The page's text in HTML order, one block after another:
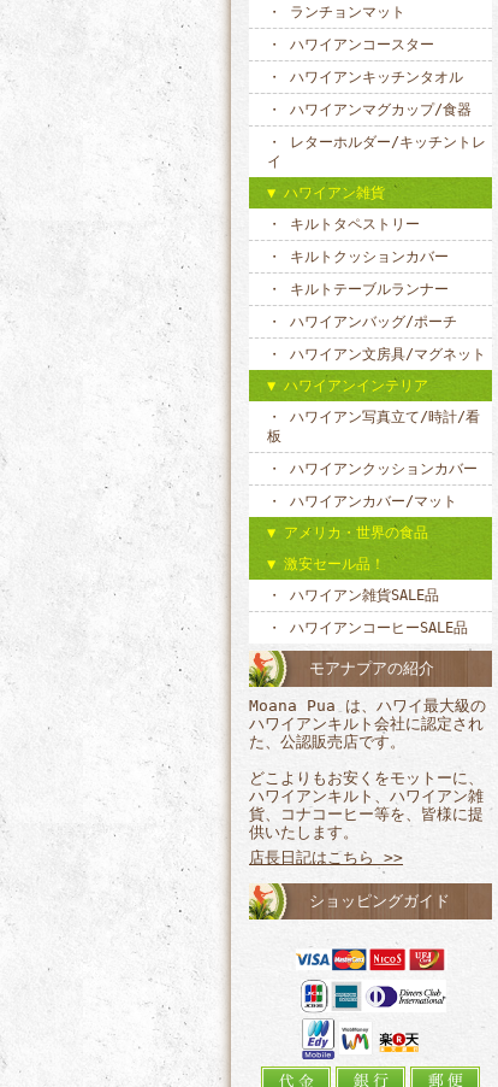
ランチョンマット
ハワイアンコースター
ハワイアンキッチンタオル
ハワイアンマグカップ/食器
レターホルダー/キッチントレ
イ
ハワイアン雑貨
キルトタペストリー
キルトクッションカバー
キルトテーブルランナー
ハワイアンバッグ/ポーチ
ハワイアン文房具/マグネット
ハワイアンインテリア
ハワイアン写真立て/時計/看
板
ハワイアンクッションカバー
ハワイアンカバー/マット
アメリカ・世界の食品
激安セール品！
ハワイアン雑貨SALE品
ハワイアンコーヒーSALE品
モアナプアの紹介
Moana Pua は、ハワイ最大級の
ハワイアンキルト会社に認定され
た、公認販売店です。
どこよりもお安くをモットーに、
ハワイアンキルト、ハワイアン雑
貨、コナコーヒー等を、皆様に提
供いたします。
店長日記はこちら >>
ショッピングガイド